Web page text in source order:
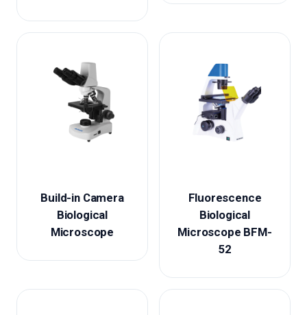
Build-in Camera
Biological
Microscope
Fluorescence
Biological
Microscope BFM-
52